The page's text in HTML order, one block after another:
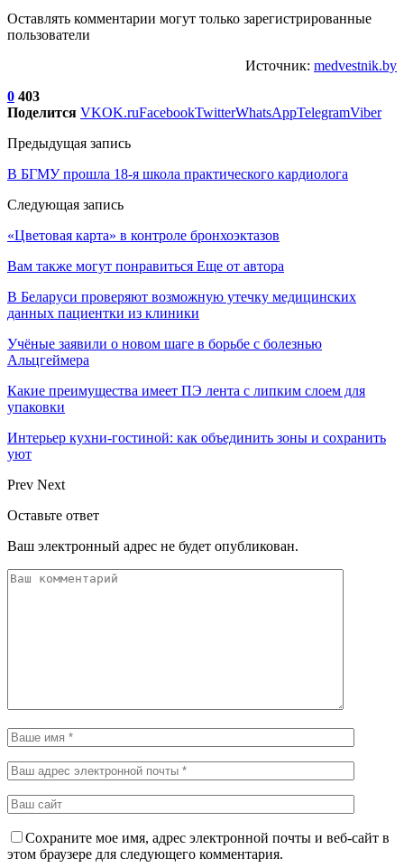
Оставлять комментарии могут только зарегистрированные
пользователи
Источник: medvestnik.by
0 403
Поделится VKOK.ruFacebookTwitterWhatsAppTelegramViber
Предыдущая запись
В БГМУ прошла 18-я школа практического кардиолога
Следующая запись
«Цветовая карта» в контроле бронхоэктазов
Вам также могут понравиться Еще от автора
В Беларуси проверяют возможную утечку медицинских
данных пациентки из клиники
Учёные заявили о новом шаге в борьбе с болезнью
Альцгеймера
Какие преимущества имеет ПЭ лента с липким слоем для
упаковки
Интерьер кухни-гостиной: как объединить зоны и сохранить
уют
Prev Next
Оставьте ответ
Ваш электронный адрес не будет опубликован.
Сохраните мое имя, адрес электронной почты и веб-сайт в
этом браузере для следующего комментария.